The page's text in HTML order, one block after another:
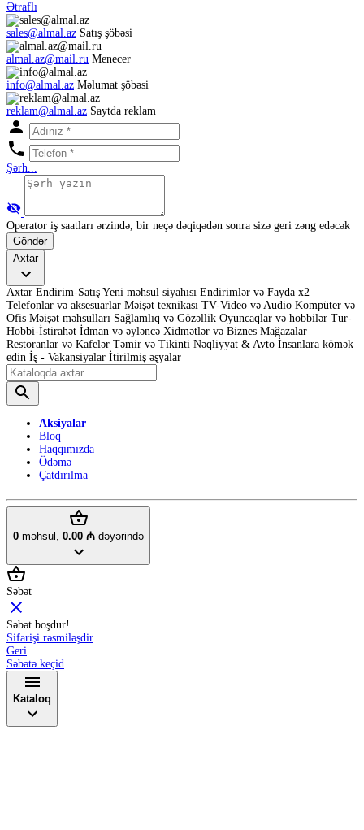
Ətraflı
sales@almal.az Satış şöbəsi
almal.az@mail.ru Menecer
info@almal.az Məlumat şöbəsi
reklam@almal.az Saytda reklam
Şərh...
Operator iş saatları ərzində, bir neçə dəqiqədən sonra sizə geri zəng edəcək
Göndər
Axtar
Axtar Endirim-Satış Yeni məhsul siyahısı Endirimlər və Fayda x2
Telefonlar və aksesuarlar Məişət texnikası TV-Video və Audio Kompüter və
Ofis Məişət məhsulları Sağlamlıq və Gözəllik Oyuncaqlar və hobbilər Tur-
Hobbi-İstirahət İdman və əyləncə Xidmətlər və Biznes Mağazalar
Restoranlar və Kafelər Təmir və Tikinti Nəqliyyat & Avto İnsanlara kömək
edin İş - Vakansiyalar İtirilmiş əşyalar
Aksiyalar
Bloq
Haqqımızda
Ödəmə
Çatdırılma
0 məhsul, 0.00 ₼ dəyərində
Səbət
Səbət boşdur!
Sifarişi rəsmiləşdir
Geri
Səbətə keçid
Kataloq